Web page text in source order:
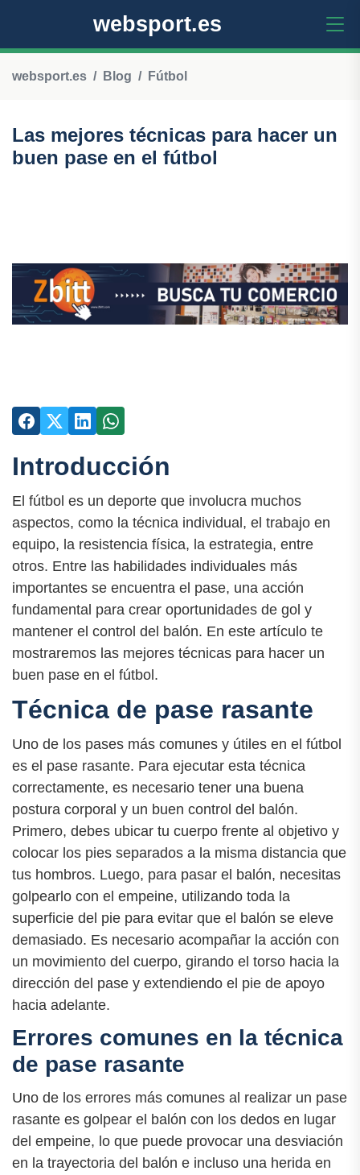
websport.es
websport.es Blog Fútbol
Las mejores técnicas para hacer un
buen pase en el fútbol
Introducción
El fútbol es un deporte que involucra muchos
aspectos, como la técnica individual, el trabajo en
equipo, la resistencia física, la estrategia, entre
otros. Entre las habilidades individuales más
importantes se encuentra el pase, una acción
fundamental para crear oportunidades de gol y
mantener el control del balón. En este artículo te
mostraremos las mejores técnicas para hacer un
buen pase en el fútbol.
Técnica de pase rasante
Uno de los pases más comunes y útiles en el fútbol
es el pase rasante. Para ejecutar esta técnica
correctamente, es necesario tener una buena
postura corporal y un buen control del balón.
Primero, debes ubicar tu cuerpo frente al objetivo y
colocar los pies separados a la misma distancia que
tus hombros. Luego, para pasar el balón, necesitas
golpearlo con el empeine, utilizando toda la
superficie del pie para evitar que el balón se eleve
demasiado. Es necesario acompañar la acción con
un movimiento del cuerpo, girando el torso hacia la
dirección del pase y extendiendo el pie de apoyo
hacia adelante.
Errores comunes en la técnica
de pase rasante
Uno de los errores más comunes al realizar un pase
rasante es golpear el balón con los dedos en lugar
del empeine, lo que puede provocar una desviación
en la trayectoria del balón e incluso una herida en